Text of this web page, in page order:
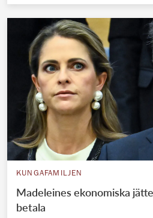
KUNGAFAMILJEN
Madeleines ekonomiska
betala